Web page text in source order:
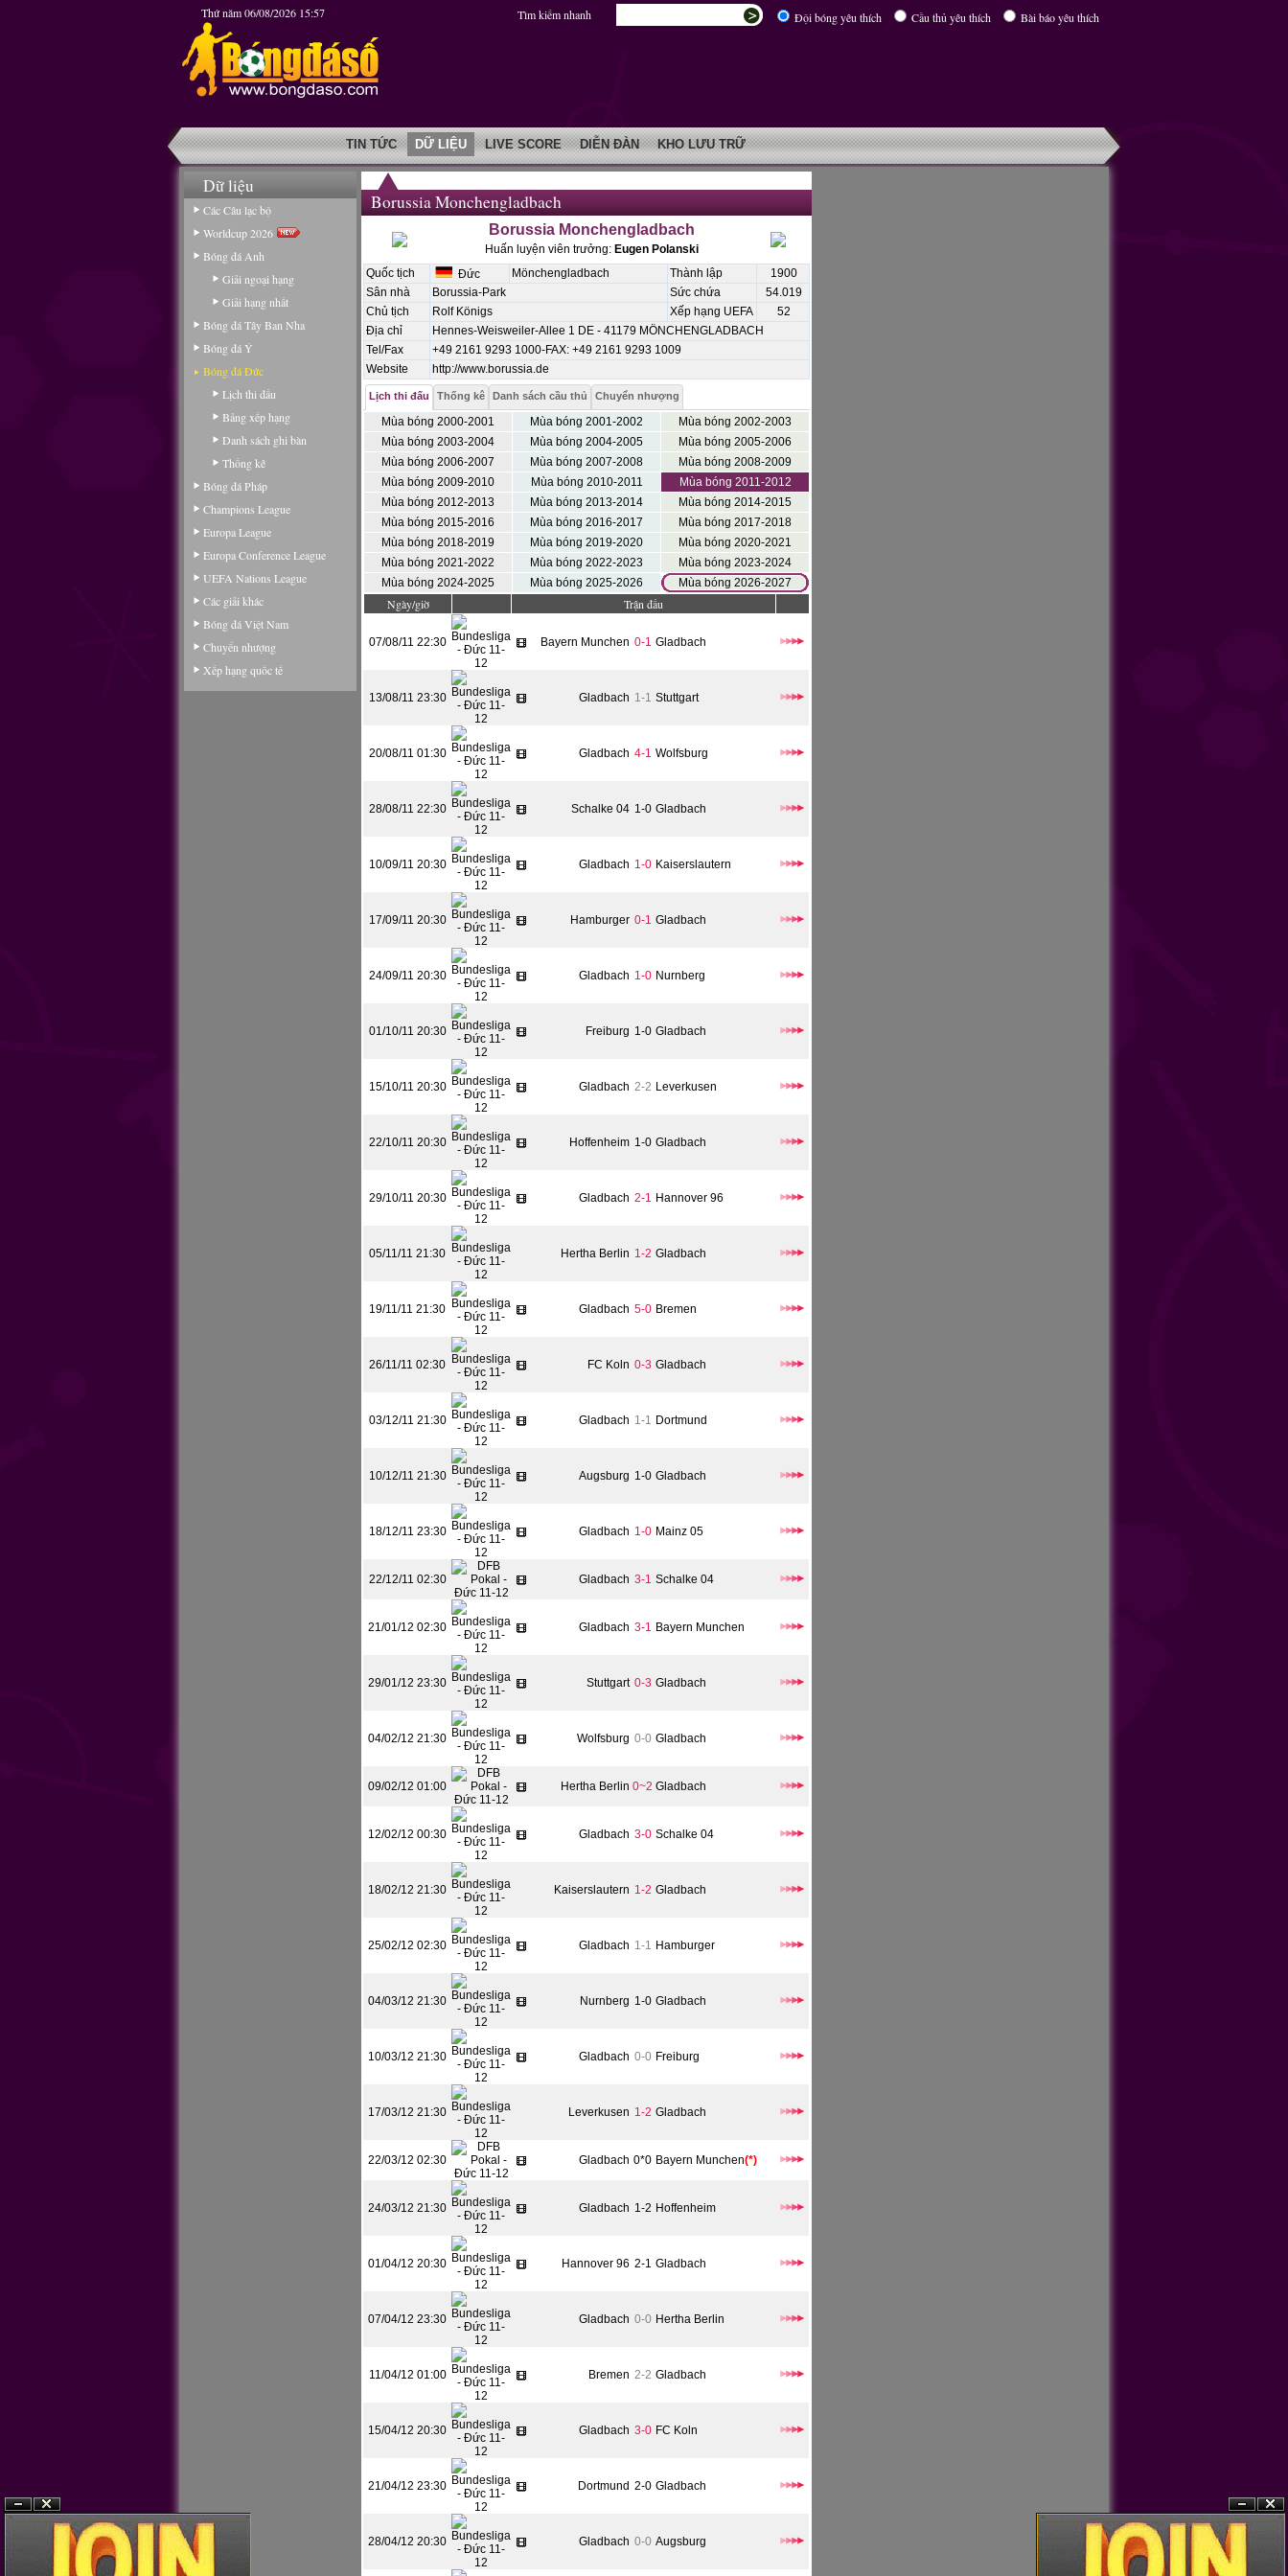
Thứ năm 06/08/2026 15:57 Đội bóng yêu thích Cầu thủ yêu thích Bài báo yêu thích
Tìm kiếm nhanh
TIN TỨC DỮ LIỆU LIVE SCORE DIỄN ĐÀN KHO LƯU TRỮ
Dữ liệu
Các Câu lạc bộ
Worldcup 2026
Bóng đá Anh
Giải ngoại hạng
Giải hạng nhất
Bóng đá Tây Ban Nha
Bóng đá Ý
Bóng đá Đức
Lịch thi đấu
Bảng xếp hạng
Danh sách ghi bàn
Thống kê
Bóng đá Pháp
Champions League
Europa League
Europa Conference League
UEFA Nations League
Các giải khác
Bóng đá Việt Nam
Chuyển nhượng
Xếp hạng quốc tế
Borussia Monchengladbach
Borussia Monchengladbach
Huấn luyện viên trưởng: Eugen Polanski
Quốc tịch
Đức Mönchengladbach Thành lập
1900
Sân nhà
Borussia-Park Sức chứa
54.019
Chủ tịch
Rolf Königs Xếp hạng UEFA
52
Địa chỉ
Hennes-Weisweiler-Allee 1 DE - 41179 MÖNCHENGLADBACH
Tel/Fax
+49 2161 9293 1000-FAX: +49 2161 9293 1009
Website
http://www.borussia.de
Lịch thi đấu Thống kê Danh sách cầu thủ Chuyển nhượng
Mùa bóng 2000-2001 Mùa bóng 2001-2002
Mùa bóng 2002-2003
Mùa bóng 2003-2004
Mùa bóng 2004-2005
Mùa bóng 2005-2006
Mùa bóng 2006-2007
Mùa bóng 2007-2008
Mùa bóng 2008-2009
Mùa bóng 2009-2010
Mùa bóng 2010-2011
Mùa bóng 2011-2012
Mùa bóng 2012-2013
Mùa bóng 2013-2014
Mùa bóng 2014-2015
Mùa bóng 2015-2016
Mùa bóng 2016-2017
Mùa bóng 2017-2018
Mùa bóng 2018-2019
Mùa bóng 2019-2020
Mùa bóng 2020-2021
Mùa bóng 2021-2022
Mùa bóng 2022-2023
Mùa bóng 2023-2024
Mùa bóng 2024-2025
Mùa bóng 2025-2026 Mùa bóng 2026-2027
Ngày/giờ Trận đấu
07/08/11 22:30 Bayern Munchen 0-1 Gladbach
13/08/11 23:30 Gladbach 1-1 Stuttgart
20/08/11 01:30 Gladbach 4-1 Wolfsburg
28/08/11 22:30 Schalke 04 1-0 Gladbach
10/09/11 20:30 Gladbach 1-0 Kaiserslautern
17/09/11 20:30 Hamburger 0-1 Gladbach
24/09/11 20:30 Gladbach 1-0 Nurnberg
01/10/11 20:30 Freiburg 1-0 Gladbach
15/10/11 20:30 Gladbach 2-2 Leverkusen
22/10/11 20:30 Hoffenheim 1-0 Gladbach
29/10/11 20:30 Gladbach 2-1 Hannover 96
05/11/11 21:30 Hertha Berlin 1-2 Gladbach
19/11/11 21:30 Gladbach 5-0 Bremen
26/11/11 02:30 FC Koln 0-3 Gladbach
03/12/11 21:30 Gladbach 1-1 Dortmund
10/12/11 21:30 Augsburg 1-0 Gladbach
18/12/11 23:30 Gladbach 1-0 Mainz 05
22/12/11 02:30 Gladbach 3-1 Schalke 04
21/01/12 02:30 Gladbach 3-1 Bayern Munchen
29/01/12 23:30 Stuttgart 0-3 Gladbach
04/02/12 21:30 Wolfsburg 0-0 Gladbach
09/02/12 01:00 Hertha Berlin 0~2 Gladbach
12/02/12 00:30 Gladbach 3-0 Schalke 04
18/02/12 21:30 Kaiserslautern 1-2 Gladbach
25/02/12 02:30 Gladbach 1-1 Hamburger
04/03/12 21:30 Nurnberg 1-0 Gladbach
10/03/12 21:30 Gladbach 0-0 Freiburg
17/03/12 21:30 Leverkusen 1-2 Gladbach
22/03/12 02:30 Gladbach 0*0 Bayern Munchen(*)
24/03/12 21:30 Gladbach 1-2 Hoffenheim
01/04/12 20:30 Hannover 96 2-1 Gladbach
07/04/12 23:30 Gladbach 0-0 Hertha Berlin
11/04/12 01:00 Bremen 2-2 Gladbach
15/04/12 20:30 Gladbach 3-0 FC Koln
21/04/12 23:30 Dortmund 2-0 Gladbach
28/04/12 20:30 Gladbach 0-0 Augsburg
?n ?�ng
?n ?�ng